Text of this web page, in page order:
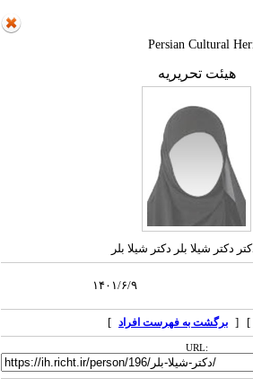
Persian Cultural
هیئت تحریریه
دکتر شیلا بلر دکتر شیلا بلر
۱۴۰۱/۶/۹
برگشت به فهرست افراد ]
URL: